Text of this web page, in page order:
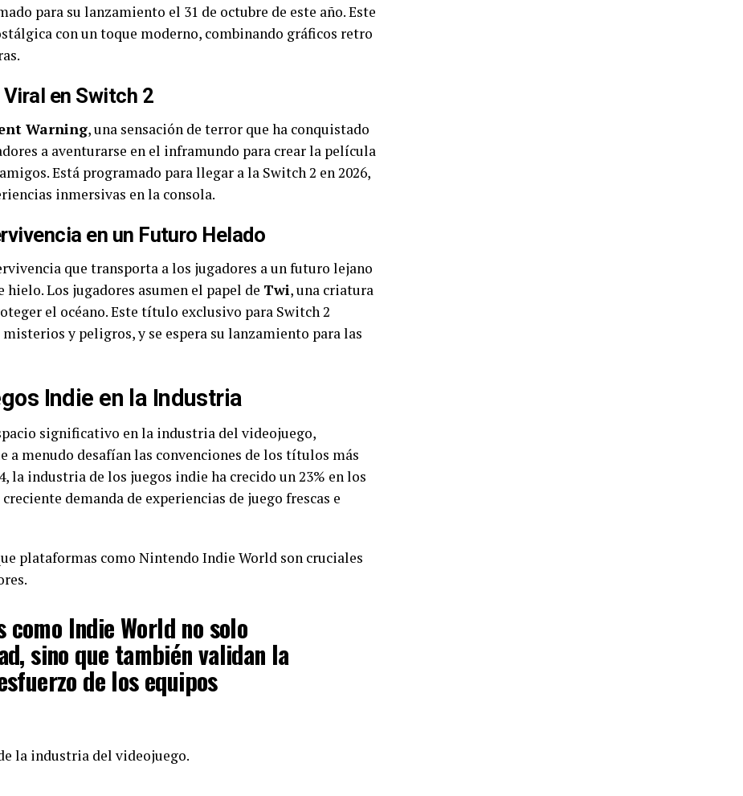
para su lanzamiento el 31 de octubre de este año. Este
con un toque moderno, combinando gráficos retro
en Switch 2
Warning, una sensación de terror que ha conquistado
a aventurarse en el inframundo para crear la película
Está programado para llegar a la Switch 2 en 2026,
inmersivas en la consola.
en un Futuro Helado
que transporta a los jugadores a un futuro lejano
Los jugadores asumen el papel de Twi, una criatura
el océano. Este título exclusivo para Switch 2
y peligros, y se espera su lanzamiento para las
Indie en la Industria
significativo en la industria del videojuego,
a menudo desafían las convenciones de los títulos más
la industria de los juegos indie ha crecido un 23% en los
demanda de experiencias de juego frescas e
plataformas como Nintendo Indie World son cruciales
como Indie World no solo
sino que también validan la
de los equipos
la industria del videojuego.